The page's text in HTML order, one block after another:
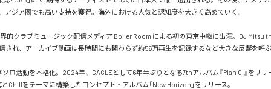
アジア圏でも高い支持を獲得。海外における人気と認知度を大きく高めていく。
的クラブミュージック配信メディア Boiler Room による初の東京中継に出演。DJ Mitsu
され、アーカイブ動画は長時間にも関わらず約56万再生を記録するなど大きな反響を呼ぶ
ロ活動を本格化。2024年、GAGLEとして6年半ぶりとなる7thアルバム『Plan G.』をリリ
Chillをテーマに構築したコンセプト・アルバム「New Horizon」をリリース。